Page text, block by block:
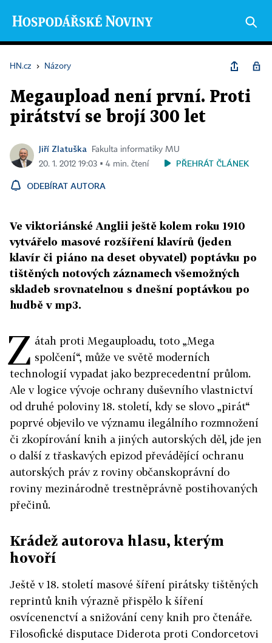
HN.cz › Názory
Megaupload není první. Proti
pirátství se brojí 300 let
Jiří Zlatuška
Fakulta informatiky MU
20. 1. 2012 19:03 ▪ 4 min. čtení
PŘEHRÁT ČLÁNEK
ODEBÍRAT AUTORA
Ve viktoriánské Anglii ještě kolem roku 1910
vytvářelo masové rozšíření klavírů (jeden
klavír či piáno na deset obyvatel) poptávku po
tištěných notových záznamech všemožných
skladeb srovnatelnou s dnešní poptávkou po
hudbě v mp3.
Z átah proti Megauploadu, toto „Mega
spolčení“, může ve světě moderních
technologií vypadat jako bezprecedentní průlom.
Ale v logice vývoje ochrany duševního vlastnictví
od druhé poloviny 18. století, kdy se slovo „pirát“
poprvé objevilo ve významu ilegálního rozmnožení
či zkopírování knih a jiných autorských děl, jde jen
o další z třaskavých epizod převádějící ochranu
autorských práv z roviny občanskoprávní do
roviny mezinárodně trestněprávně postihovaných
přečinů.
Krádež autorova hlasu, kterým
hovoří
Ještě v 18. století masové šíření pirátsky tištěných
reprintů knih výrazně přispělo k šíření
osvícenenctví a snižování ceny knih pro čtenáře.
Filosofické disputace Diderota proti Condorcetovi